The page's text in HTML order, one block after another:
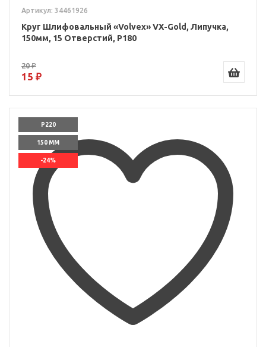
Артикул: 34461926
Круг Шлифовальный «Volvex» VX-Gold, Липучка,
150мм, 15 Отверстий, P180
20 ₽
15 ₽
P220
150 ММ
-24%